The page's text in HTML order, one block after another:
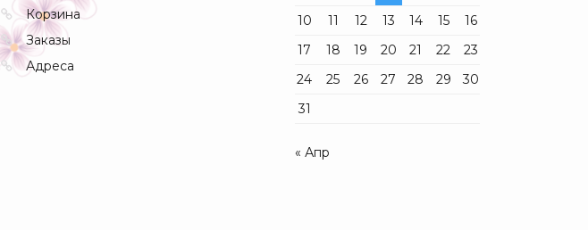
Корзина
Заказы
Адреса
10
11 12 13 14 15
16
17
18 19 20 21 22
23
24
25 26 27 28 29
30
31
« Апр